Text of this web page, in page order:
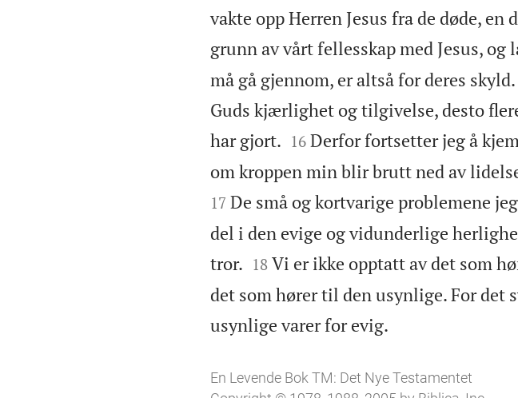
vakte opp Herren Jesus fra de døde, en
grunn av vårt fellesskap med Jesus, og
må gå gjennom, er altså for deres
Guds kjærlighet og tilgivelse, desto
har gjort.
16 Derfor fortsetter jeg å
om kroppen min blir brutt ned av
17 De små og kortvarige problemene
del i den evige og vidunderlige
tror.
18 Vi er ikke opptatt av det som
det som hører til den usynlige. For det
usynlige varer for evig.
En Levende Bok TM: Det Nye Testamentet